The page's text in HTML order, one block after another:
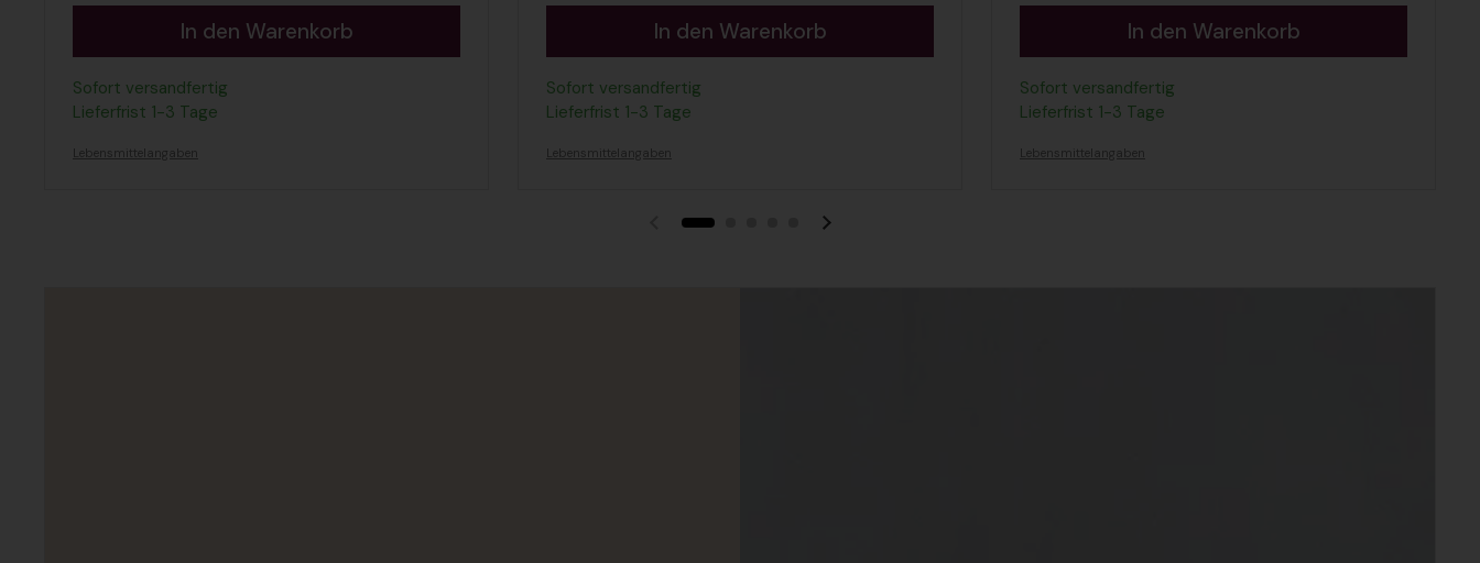
In den Warenkorb
Sofort versandfertig
Lieferfrist 1-3 Tage
Lebensmittelangaben
In den Warenkorb
Sofort versandfertig
Lieferfrist 1-3 Tage
Lebensmittelangaben
In den Warenkorb
Sofort versandfertig
Lieferfrist 1-3 Tage
Lebensmittelangaben
Vorherige Folie Nächste Folie